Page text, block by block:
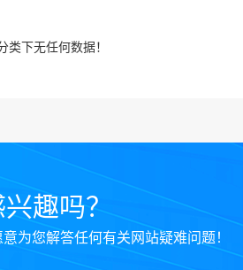
类下无任何数据！
兴趣吗？
为您解答任何有关网站疑难问题！